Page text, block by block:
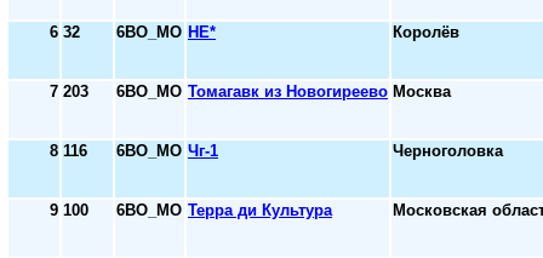
6 32 6ВО_МО НЕ* Королёв
7 203 6ВО_МО Томагавк из Новогиреево Москва
8 116 6ВО_МО Чг-1 Черноголовка
9 100 6ВО_МО Терра ди Культура Московская